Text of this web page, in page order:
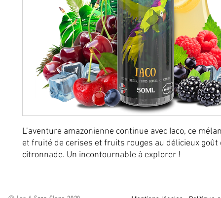
L’aventure amazonienne continue avec Iaco, ce
et fruité de cerises et fruits rouges au délicieux goût
citronnade. Un incontournable à explorer !